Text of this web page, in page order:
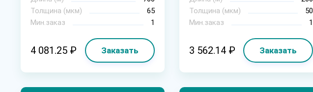
Толщина (мкм)
65
Мин.заказ
1
4 081.25 ₽ Заказать
Толщина (мкм)
50
Мин.заказ
1
3 562.14 ₽ Заказать